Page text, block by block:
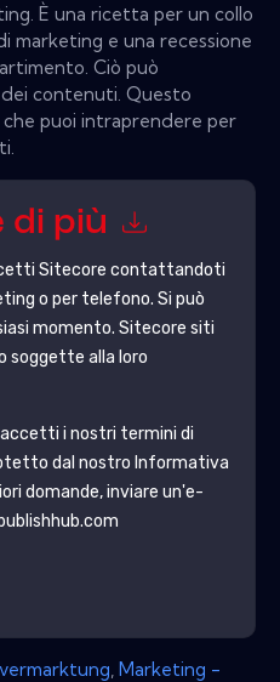
È una ricetta per un collo
marketing e una recessione
Ciò può
contenuti. Questo
puoi intraprendere per
di più
Sitecore contattandoti
o per telefono. Si può
momento. Sitecore siti
soggette alla loro
accetti i nostri termini di
dal nostro Informativa
domande, inviare un'e-
Marketing -